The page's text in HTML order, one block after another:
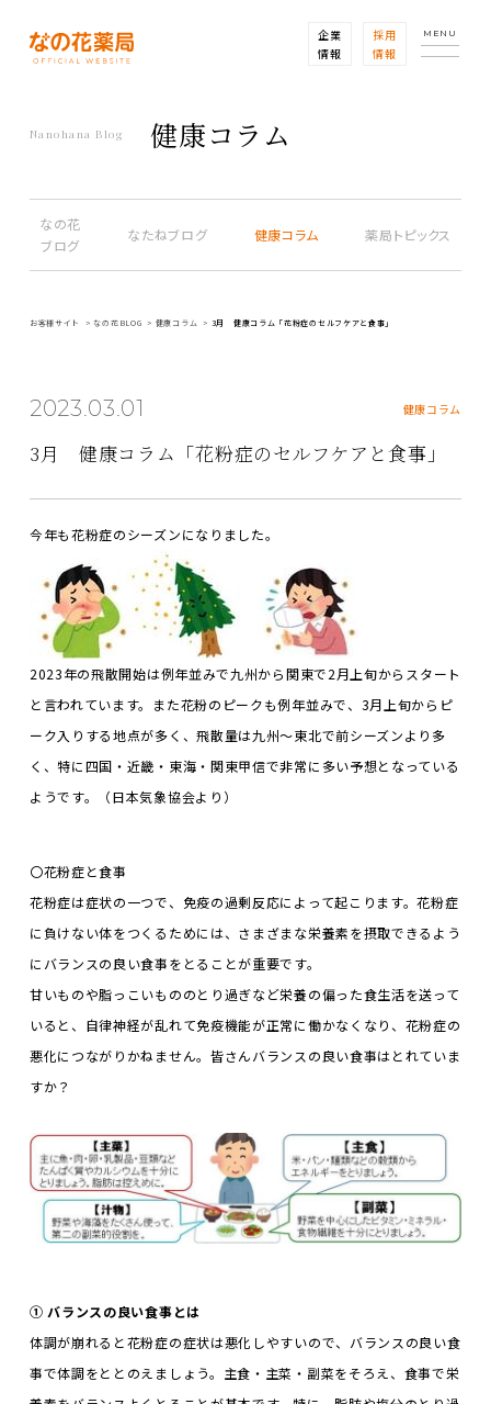
企業
情報
採用
情報
MENU
Nanohana Blog 健康コラム
なの花
ブログ
なたねブログ 健康コラム 薬局トピックス
お客様サイト なの花BLOG 健康コラム 3月 健康コラム「花粉症のセルフケアと食事」
2023.03.01 健康コラム
3月 健康コラム「花粉症のセルフケアと食事」
今年も花粉症のシーズンになりました。
2023年の飛散開始は例年並みで九州から関東で2月上旬からスタート
と言われています。また花粉のピークも例年並みで、3月上旬からピ
ーク入りする地点が多く、飛散量は九州～東北で前シーズンより多
く、特に四国・近畿・東海・関東甲信で非常に多い予想となっている
ようです。（日本気象協会より）
〇花粉症と食事
花粉症は症状の一つで、免疫の過剰反応によって起こります。花粉症
に負けない体をつくるためには、さまざまな栄養素を摂取できるよう
にバランスの良い食事をとることが重要です。
甘いものや脂っこいもののとり過ぎなど栄養の偏った食生活を送って
いると、自律神経が乱れて免疫機能が正常に働かなくなり、花粉症の
悪化につながりかねません。皆さんバランスの良い食事はとれていま
すか？
① バランスの良い食事とは
体調が崩れると花粉症の症状は悪化しやすいので、バランスの良い食
事で体調をととのえましょう。主食・主菜・副菜をそろえ、食事で栄